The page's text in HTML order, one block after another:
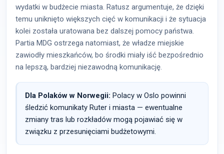
wydatki w budżecie miasta. Ratusz argumentuje, że dzięki
temu uniknięto większych cięć w komunikacji i że sytuacja
kolei została uratowana bez dalszej pomocy państwa.
Partia MDG ostrzega natomiast, że władze miejskie
zawiodły mieszkańców, bo środki miały iść bezpośrednio
na lepszą, bardziej niezawodną komunikację.
Dla Polaków w Norwegii: Polacy w Oslo powinni
śledzić komunikaty Ruter i miasta — ewentualne
zmiany tras lub rozkładów mogą pojawiać się w
związku z przesunięciami budżetowymi.